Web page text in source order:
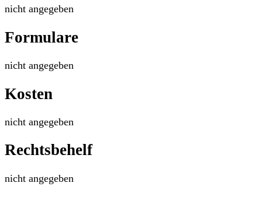
nicht angegeben
Formulare
nicht angegeben
Kosten
nicht angegeben
Rechtsbehelf
nicht angegeben